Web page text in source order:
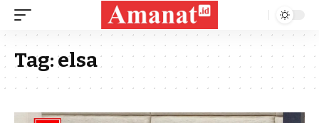
Tag:elsa